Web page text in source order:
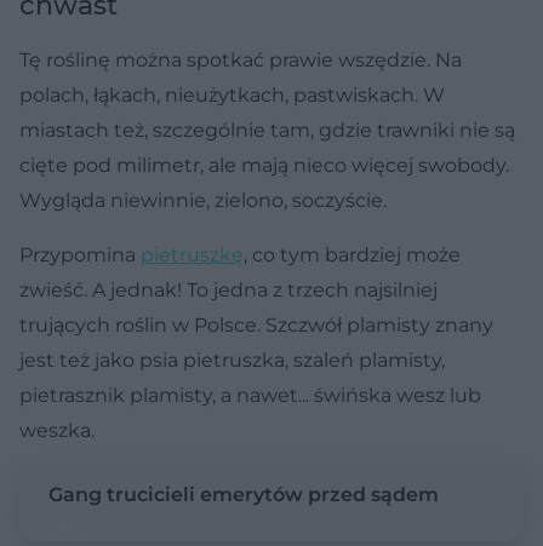
Tę roślinę można spotkać prawie wszędzie. Na
polach, łąkach, nieużytkach, pastwiskach. W
miastach też, szczególnie tam, gdzie trawniki nie są
cięte pod milimetr, ale mają nieco więcej swobody.
Wygląda niewinnie, zielono, soczyście.
Przypomina pietruszkę, co tym bardziej może
zwieść. A jednak! To jedna z trzech najsilniej
trujących roślin w Polsce. Szczwół plamisty znany
jest też jako psia pietruszka, szaleń plamisty,
pietrasznik plamisty, a nawet... świńska wesz lub
weszka.
Gang trucicieli emerytów przed sądem